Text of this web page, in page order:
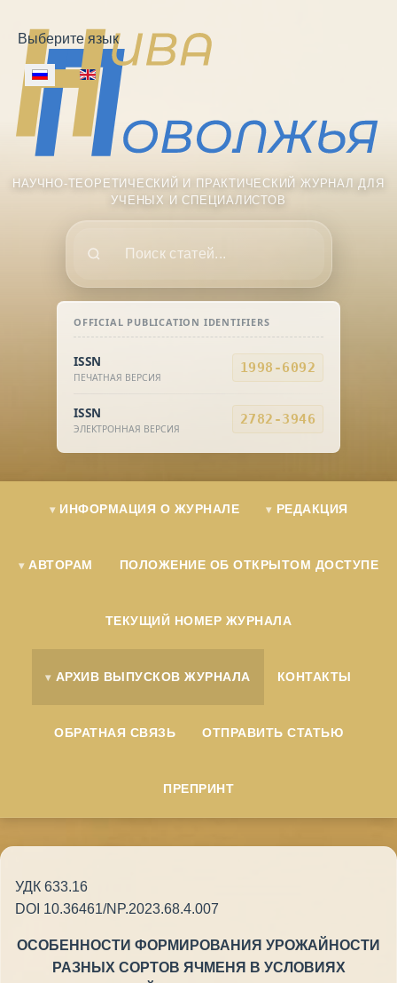
Выберите язык
OFFICIAL PUBLICATION IDENTIFIERS
ISSN
ПЕЧАТНАЯ ВЕРСИЯ
1998-6092
ISSN
ЭЛЕКТРОННАЯ ВЕРСИЯ
2782-3946
НАУЧНО-ТЕОРЕТИЧЕСКИЙ И ПРАКТИЧЕСКИЙ ЖУРНАЛ ДЛЯ
УЧЕНЫХ И СПЕЦИАЛИСТОВ
ИНФОРМАЦИЯ О ЖУРНАЛЕ РЕДАКЦИЯ
АВТОРАМ ПОЛОЖЕНИЕ ОБ ОТКРЫТОМ ДОСТУПЕ
ТЕКУЩИЙ НОМЕР ЖУРНАЛА
АРХИВ ВЫПУСКОВ ЖУРНАЛА КОНТАКТЫ
ОБРАТНАЯ СВЯЗЬ ОТПРАВИТЬ СТАТЬЮ
ПРЕПРИНТ
УДК 633.16
DOI 10.36461/NP.2023.68.4.007
ОСОБЕННОСТИ ФОРМИРОВАНИЯ УРОЖАЙНОСТИ
РАЗНЫХ СОРТОВ ЯЧМЕНЯ В УСЛОВИЯХ